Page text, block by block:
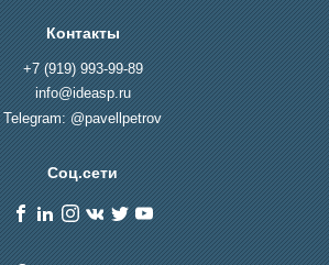
Контакты
+7 (919) 993-99-89
info@ideasp.ru
Telegram: @pavellpetrov
Соц.сети